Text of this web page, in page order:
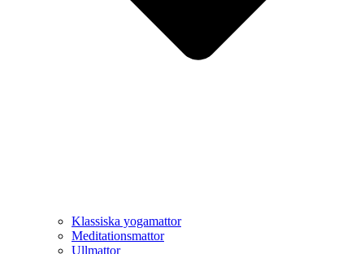
Klassiska yogamattor
Meditationsmattor
Ullmattor